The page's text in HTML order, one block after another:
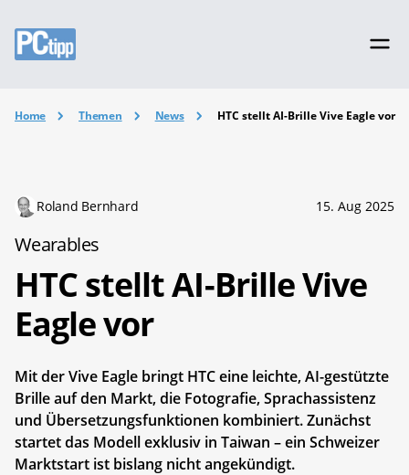
Home Themen News HTC stellt AI-Brille Vive Eagle vor
Roland Bernhard 15. Aug 2025
Wearables
HTC stellt AI-Brille Vive
Eagle vor
Mit der Vive Eagle bringt HTC eine leichte, AI-gestützte
Brille auf den Markt, die Fotografie, Sprachassistenz
und Übersetzungsfunktionen kombiniert. Zunächst
startet das Modell exklusiv in Taiwan – ein Schweizer
Marktstart ist bislang nicht angekündigt.